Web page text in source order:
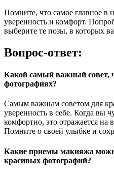
Помните, что самое главное в
уверенность и комфорт.
выберите те позы, в которых
Вопрос-ответ:
Какой самый важный совет,
фотографиях?
Самым важным советом для
уверенность в себе. Когда вы
комфортно, это отражается на
Помните о своей улыбке и
Какие приемы макияжа
красивых фотографий?